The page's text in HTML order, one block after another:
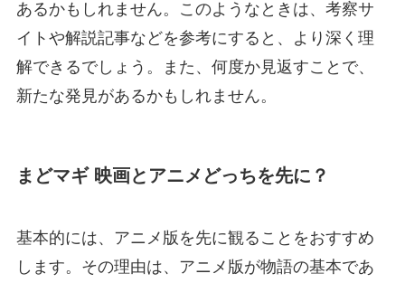
あるかもしれません。このようなときは、考察サ
イトや解説記事などを参考にすると、より深く理
解できるでしょう。また、何度か見返すことで、
新たな発見があるかもしれません。
まどマギ 映画とアニメどっちを先に？
基本的には、アニメ版を先に観ることをおすすめ
します。その理由は、アニメ版が物語の基本であ